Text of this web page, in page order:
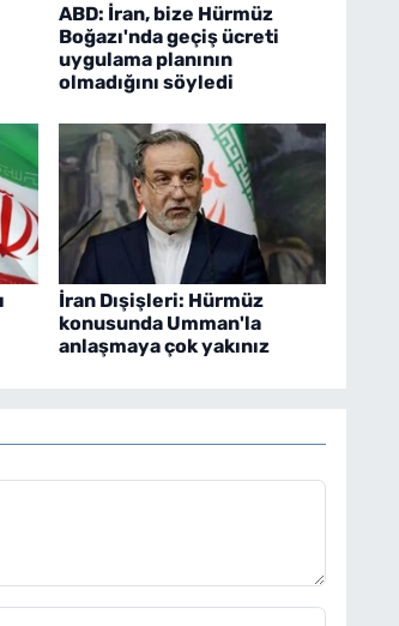
ABD: İran, bize Hürmüz
Boğazı'nda geçiş ücreti
uygulama planının
olmadığını söyledi
İran Dışişleri: Hürmüz
konusunda Umman'la
anlaşmaya çok yakınız